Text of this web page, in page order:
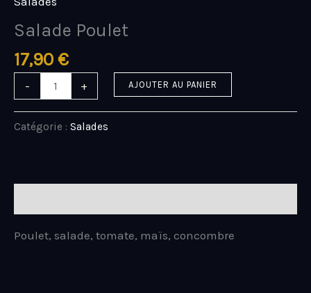
Salade Poulet
17,90 €
- + AJOUTER AU PANIER
Catégorie : Salades
Poulet, salade, tomate, maïs, concombre